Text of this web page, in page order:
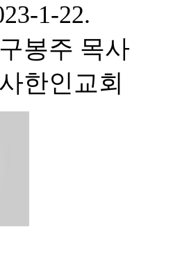
1-22.
봉주 목사
한인교회